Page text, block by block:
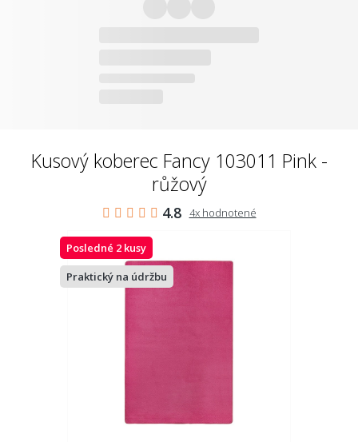
Kusový koberec Fancy 103011 Pink -
růžový
4.8 4x hodnotené
Posledné 2 kusy
Praktický na údržbu